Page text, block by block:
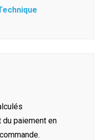
du paiement en